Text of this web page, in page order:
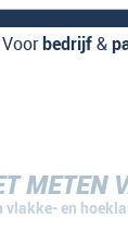
Voorbedrijf&
METEN
vlakke- en